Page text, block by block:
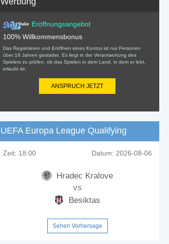
Eröffnungsangebot
100% Willkommensbonus
Das Registrieren und Eröffnen eines Kontos ist nur Personen
über 18 Jahren gestattet. Es liegt in der Verantwortung des
Spielers zu prüfen, ob das Spielen in dem Land, in dem er lebt,
erlaubt ist.
ANSPRUCH JETZT
UEFA Europa League Qualifying
Zeit: 18:00 Datum: 2026-08-06
Hradec Kralove
vs
Besiktas
Sehen Vorhersage